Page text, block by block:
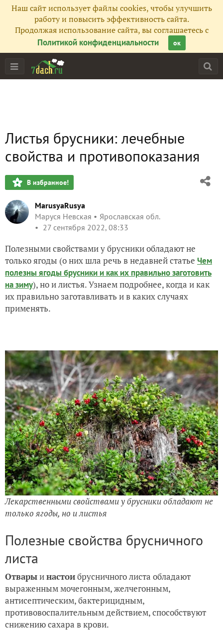
Наш сайт использует файлы cookies, чтобы улучшить
работу и повысить эффективность сайта.
Продолжая использование сайта, вы соглашаетесь с
Политикой конфиденциальности
ок
Листья брусники: лечебные
свойства и противопоказания
В избранное!
MarusyaRusya
Маруся Невская
Ярославская обл.
27 сентября 2022, 08:33
Полезными свойствами у брусники обладают не
только ягоды (о них шла речь в недавней статье Чем
полезны ягоды брусники и как их правильно заготовить
на зиму), но и листья. Узнаем подробнее, когда и как
их правильно заготавливать и в каких случаях
применять.
Лекарственными свойствами у брусники обладают не
только ягоды, но и листья
Полезные свойства брусничного
листа
Отварыинастоибрусничного листа обладают
выраженным мочегонным, желчегонным,
антисептическим, бактерицидным,
противовоспалительным действием, способствуют
снижению сахара в крови.